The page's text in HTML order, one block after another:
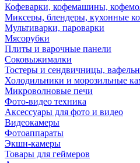
Кофеварки, кофемашины,
Миксеры, блендеры, кухонные
Мультиварки, пароварки
Мясорубки
Плиты и варочные панели
Соковыжималки
Тостеры и сендвичницы,
Холодильники и морозильные
Микроволновые печи
Фото-видео техника
Аксессуары для фото и видео
Видеокамеры
Фотоаппараты
Экшн-камеры
Товары для геймеров